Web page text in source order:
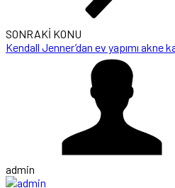
SONRAKİ KONU
Kendall Jenner’dan ev yapımı akne
admin